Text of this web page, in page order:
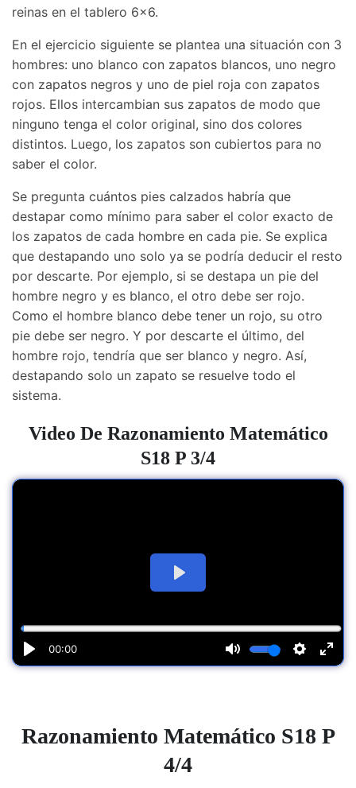
reinas en el tablero 6×6.
En el ejercicio siguiente se plantea una situación con 3
hombres: uno blanco con zapatos blancos, uno negro
con zapatos negros y uno de piel roja con zapatos
rojos. Ellos intercambian sus zapatos de modo que
ninguno tenga el color original, sino dos colores
distintos. Luego, los zapatos son cubiertos para no
saber el color.
Se pregunta cuántos pies calzados habría que
destapar como mínimo para saber el color exacto de
los zapatos de cada hombre en cada pie. Se explica
que destapando uno solo ya se podría deducir el resto
por descarte. Por ejemplo, si se destapa un pie del
hombre negro y es blanco, el otro debe ser rojo.
Como el hombre blanco debe tener un rojo, su otro
pie debe ser negro. Y por descarte el último, del
hombre rojo, tendría que ser blanco y negro. Así,
destapando solo un zapato se resuelve todo el
sistema.
Video De Razonamiento Matemático
S18 P 3/4
Razonamiento Matemático S18 P
4/4